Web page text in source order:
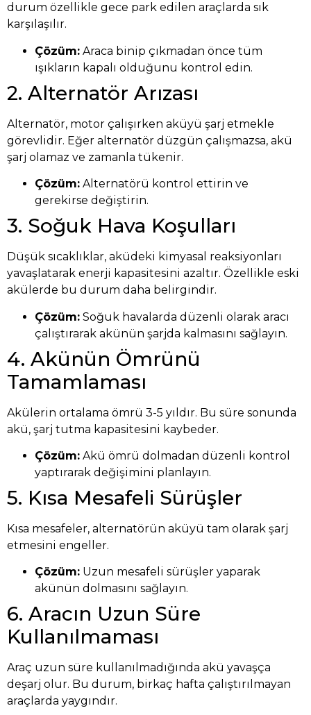
durum özellikle gece park edilen araçlarda sık
karşılaşılır.
Çözüm: Araca binip çıkmadan önce tüm
ışıkların kapalı olduğunu kontrol edin.
2. Alternatör Arızası
Alternatör, motor çalışırken aküyü şarj etmekle
görevlidir. Eğer alternatör düzgün çalışmazsa, akü
şarj olamaz ve zamanla tükenir.
Çözüm: Alternatörü kontrol ettirin ve
gerekirse değiştirin.
3. Soğuk Hava Koşulları
Düşük sıcaklıklar, aküdeki kimyasal reaksiyonları
yavaşlatarak enerji kapasitesini azaltır. Özellikle eski
akülerde bu durum daha belirgindir.
Çözüm: Soğuk havalarda düzenli olarak aracı
çalıştırarak akünün şarjda kalmasını sağlayın.
4. Akünün Ömrünü
Tamamlaması
Akülerin ortalama ömrü 3-5 yıldır. Bu süre sonunda
akü, şarj tutma kapasitesini kaybeder.
Çözüm: Akü ömrü dolmadan düzenli kontrol
yaptırarak değişimini planlayın.
5. Kısa Mesafeli Sürüşler
Kısa mesafeler, alternatörün aküyü tam olarak şarj
etmesini engeller.
Çözüm: Uzun mesafeli sürüşler yaparak
akünün dolmasını sağlayın.
6. Aracın Uzun Süre
Kullanılmaması
Araç uzun süre kullanılmadığında akü yavaşça
deşarj olur. Bu durum, birkaç hafta çalıştırılmayan
araçlarda yaygındır.